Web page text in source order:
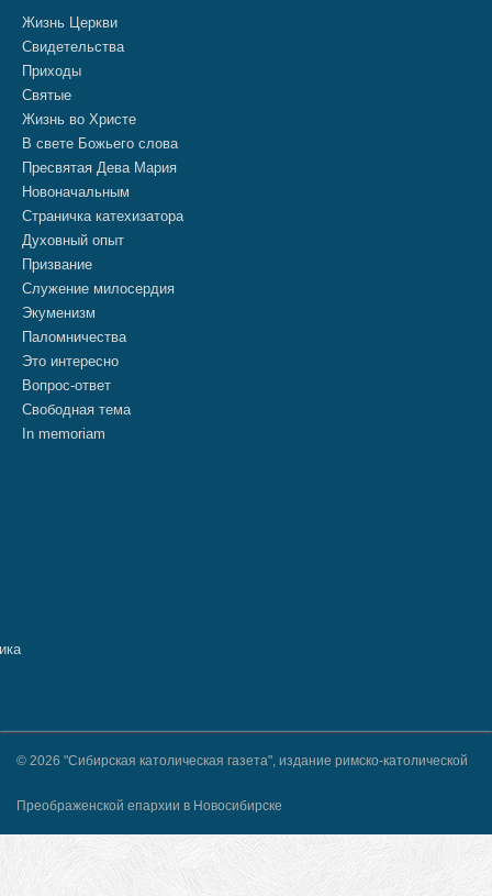
Жизнь Церкви
Свидетельства
Приходы
Святые
Жизнь во Христе
В свете Божьего слова
Пресвятая Дева Мария
Новоначальным
Страничка катехизатора
Духовный опыт
Призвание
Служение милосердия
Экуменизм
Паломничества
Это интересно
Вопрос-ответ
Свободная тема
In memoriam
© 2026 "Сибирская католическая газета", издание римско-католической
Преображенской епархии в Новосибирске